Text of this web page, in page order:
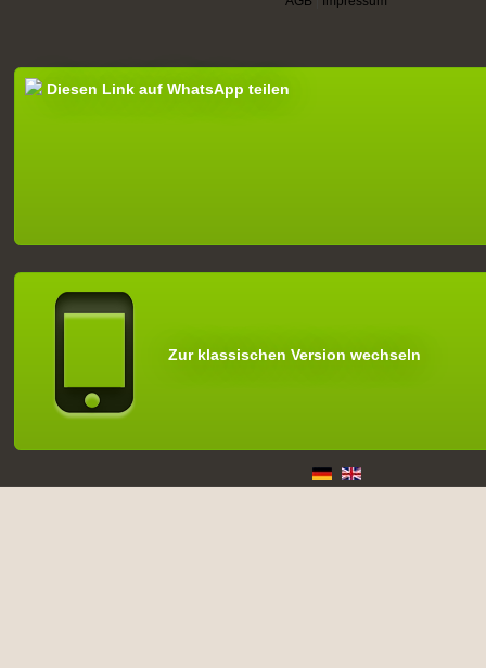
Diesen Link auf WhatsApp teilen
Zur klassischen Version wechseln